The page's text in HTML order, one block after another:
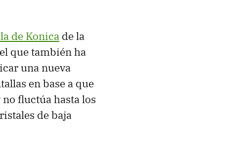
de Konica de la
que también ha
una nueva
en base a que
fluctúa hasta los
de baja